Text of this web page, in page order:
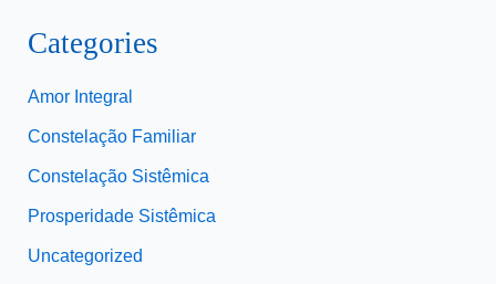
Categories
Amor Integral
Constelação Familiar
Constelação Sistêmica
Prosperidade Sistêmica
Uncategorized